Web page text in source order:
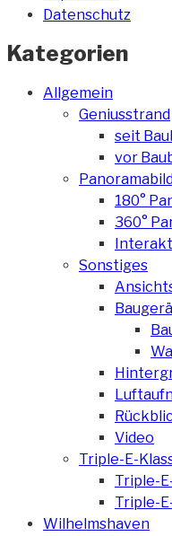
Datenschutz
Kategorien
Allgemein
Geniusstrand
seit
vor
180°
360°
Sonstiges
Video
Triple-E-
Triple-
Triple-
Wilhelmshaven